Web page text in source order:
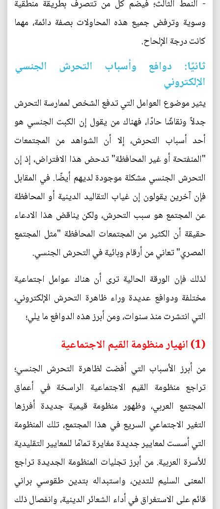
- النمط الثالث؛ فيضم كل من تتصرف بطريقة منطقية
وسوية وترفض جميع هذه المحاولات بصفة دائمة، مهما
كانت درجة الإلحاح.
ثانيًا: دوافع وأسباب التحرش الجنسي
الإلكتروني
يثير موضوع العوامل التي تدفع الشخص لممارسة التحرش
جدلاً ونقاشًا حادًا، فهناك من يقول إن الكبت الجنسي هو
أحد أسباب التحرش، إلا أن الشواهد من المجتمعات
"المنفتحة أو غير المحافظة" تدحض هذا الافتراض، إذ إن
التحرش الجنسي مشكلة موجودة لديهم أيضًا. في المقابل
فإن آخرين يقولون إن غياب التقاليد الدينية أو المحافظة
عن المجتمع هو سبب التحرش، ولكن يناقض هذا الادعاء
حقيقة أن الكثير من المجتمعات المحافظة "مثل المجتمع
المصري" تعاني من أرقام وبائية في التحرش الجنسي.
لذلك فإن الورقة الحالية ترى أن هناك عوامل اجتماعية
مختلفة ودوافع عديدة وراء ظاهرة التحرش الإلكتروني،
التي انتشرت منذ سنوات، ومن أبرز هذه الدوافع ما يلي؛
(1) انهيار منظومة القيم الاجتماعية
من أبرز الأسباب التي أفضت لظاهرة التحرش الجنسي؛
تراجع منظومة القيم الاجتماعية الراسخة في أعماق
المجتمع العربي، وظهور منظومة قيمية جديدة أفرزها
التغير الاجتماعي السريع في هذا المجتمع، تلك المنظومة
التي أسست لمعايير جديدة مغايرة تمامًا للمعايير التقليدية
للأسرة العربية. من أبرز تجليات المنظومة الجديدة تراجع
المعنى السليم للتدين، واستبداله بتدين طقوسي براني
قائم على الاستغراق في أداء الشعائر الدينية، وانفصال ذلك